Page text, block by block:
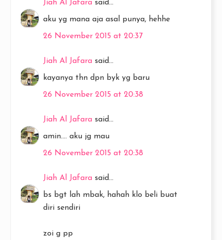
Jiah Al Jafara said...
aku yg mana aja asal punya, hehhe
26 November 2015 at 20:37
Jiah Al Jafara said...
kayanya thn dpn byk yg baru
26 November 2015 at 20:38
Jiah Al Jafara said...
amin.... aku jg mau
26 November 2015 at 20:38
Jiah Al Jafara said...
bs bgt lah mbak, hahah klo beli buat
diri sendiri
zoi g pp